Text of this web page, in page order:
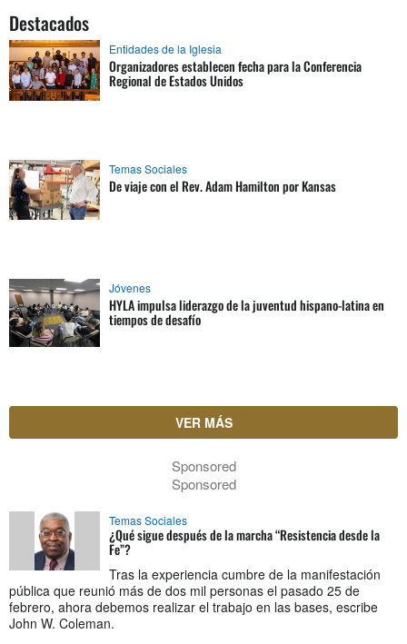
Destacados
Entidades de la Iglesia
Organizadores establecen fecha para la Conferencia
Regional de Estados Unidos
Temas Sociales
De viaje con el Rev. Adam Hamilton por Kansas
Jóvenes
HYLA impulsa liderazgo de la juventud hispano-latina en
tiempos de desafío
VER MÁS
Sponsored
Sponsored
Temas Sociales
¿Qué sigue después de la marcha “Resistencia desde la
Fe”?
Tras la experiencia cumbre de la manifestación
pública que reunió más de dos mil personas el pasado 25 de
febrero, ahora debemos realizar el trabajo en las bases, escribe
John W. Coleman.